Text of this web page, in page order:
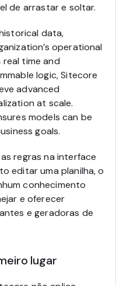
de arrastar e soltar.
data,
operational
time and
logic, Sitecore
advanced
at scale.
models can be
goals.
regras na interface
editar uma planilha, o
conhecimento
e oferecer
e geradoras de
lugar